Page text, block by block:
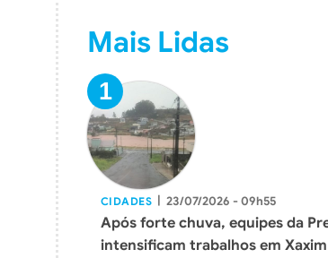
Mais Lidas
CIDADES | 23/07/2026 - 09h55
Após forte chuva, equipes da
intensificam trabalhos em Xaxim